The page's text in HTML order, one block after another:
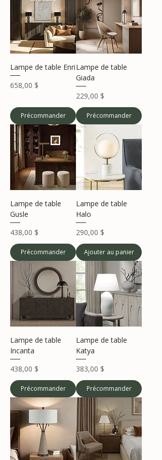
Lampe de table Enri
Prix
658,00 $
Précommander
Lampe de table
Giada
Prix
229,00 $
Précommander
Lampe de table
Gusle
Prix
438,00 $
Précommander
Lampe de table
Halo
Prix
290,00 $
Ajouter au panier
Lampe de table
Incanta
Prix
438,00 $
Précommander
Lampe de table
Katya
Prix
383,00 $
Précommander